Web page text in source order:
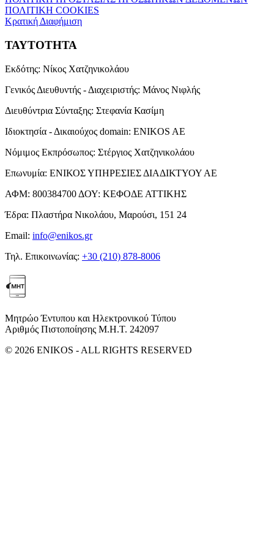
ΠΟΛΙΤΙΚΗ COOKIES
Κρατική Διαφήμιση
ΤΑΥΤΟΤΗΤΑ
Εκδότης: Νίκος Χατζηνικολάου
Γενικός Διευθυντής - Διαχειριστής: Μάνος Νιφλής
Διευθύντρια Σύνταξης: Στεφανία Κασίμη
Ιδιοκτησία - Δικαιούχος domain: ENIKOS AE
Νόμιμος Εκπρόσωπος: Στέργιος Χατζηνικολάου
Επωνυμία: ΕΝΙΚΟΣ ΥΠΗΡΕΣΙΕΣ ΔΙΑΔΙΚΤΥΟΥ ΑΕ
ΑΦΜ: 800384700 ΔΟΥ: ΚΕΦΟΔΕ ΑΤΤΙΚΗΣ
Έδρα: Πλαστήρα Νικολάου, Μαρούσι, 151 24
Email: info@enikos.gr
Τηλ. Επικοινωνίας: +30 (210) 878-8006
Μητρώο Έντυπου και Ηλεκτρονικού Τύπου
Αριθμός Πιστοποίησης Μ.Η.Τ. 242097
© 2026 ENIKOS - ALL RIGHTS RESERVED